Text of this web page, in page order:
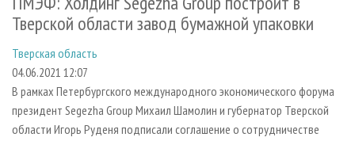
ЛЕСОПИЛЕНИЕ
СУШКА ДРЕВЕСИНЫ
ПРОИЗВОДСТВО ДРЕВЕСНЫХ ПЛИТ
ДЕРЕВЯННОЕ ДОМОСТРОЕНИЕ
НОВОСТИ ЖУРНАЛА
ПРЕДПРИЯТИЯ ЛПК
ПЕРСОНЫ
МОБИЛЬНЫЕ ВЫСТАВКИ
ОФИЦИАЛЬНЫЕ ДЕЛЕГАЦИИ
АРХИВ ЖУРНАЛОВ
СТАТЬИ
О ЖУРНАЛЕ
ПОДПИСКА
КОНТАКТЫ
РЕКЛАМОДАТЕЛЯМ
РЕКЛАМА
РЕКЛАМА НА САЙТЕ
Тверской области завод бумажной упаковки
Тверская область
04.06.2021 12:07
В рамках Петербургского международного экономического форума
президент Segezha Group Михаил Шамолин и губернатор Тверской
области Игорь Руденя подписали соглашение о сотрудничестве